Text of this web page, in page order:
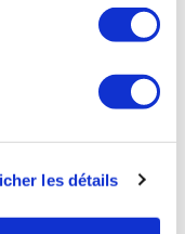
les détails